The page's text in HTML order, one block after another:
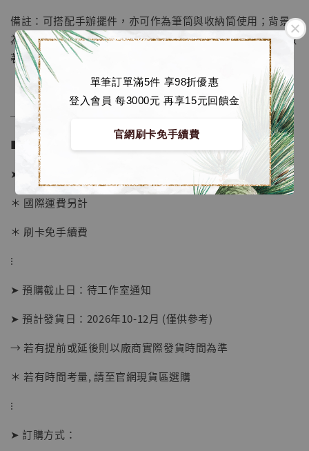
單筆訂單滿5件 享98折優惠
登入會員 每3000元 再享15元回饋金
官網刷卡免手續費
NT$ 1,500
加入購物車
備註：可搭配手辦擺件，亦可作為筆筒與收納筒使用；背景
為希魯魯克送給喬巴的粉色大頂帽，帽子上帶有X標誌，象徵
著兩人的羈絆和喬巴醫生的身份
──────────────
■ 販售資訊 (NT$)：
➤ 價格 980元 (訂金580)
＊ 國際運費另計
＊ 刷卡免手續費
⁝
➤ 預購截止日：待工作室通知
➤ 預計發貨日：2026年10-12月 (僅供參考)
→ 若有提前或延後則以廠商實際發貨時間為準
＊ 若有時間考量, 請至官網現貨區選購
⁝
➤ 訂購方式：